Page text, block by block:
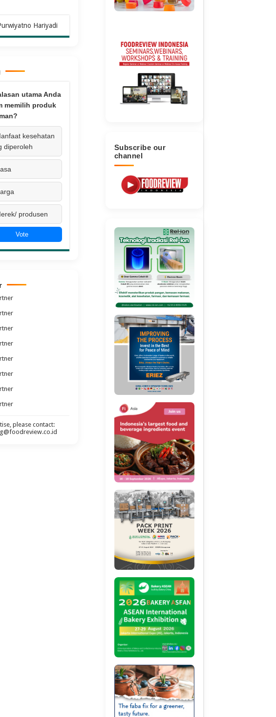
Apresiasi Gelar Doktor
Kehormatan Hiroshima
Schneider Electric dan
GAPMMI Berkolaborasi
Tingkatkan SDM Digital
Industri Pangan
Subscribe our
channel
Hariyadi
utama Anda
memilih produk
kesehatan
diperoleh
produsen
Vote
please contact: